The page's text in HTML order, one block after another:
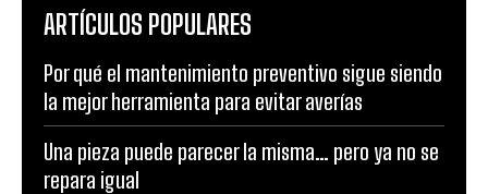
ARTÍCULOS POPULARES
Por qué el mantenimiento preventivo sigue siendo
la mejor herramienta para evitar averías
Una pieza puede parecer la misma… pero ya no se
repara igual